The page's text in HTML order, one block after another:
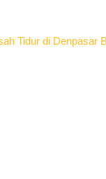
Tidur di Denpasar